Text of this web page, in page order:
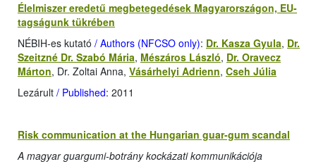
Élelmiszer eredetű megbetegedések Magyarországon, EU-
tagságunk tükrében
NÉBIH-es kutató / Authors (NFCSO only): Dr. Kasza Gyula, Dr.
Szeitzné Dr. Szabó Mária, Mészáros László, Dr. Oravecz
Márton, Dr. Zoltai Anna, Vásárhelyi Adrienn, Cseh Júlia
Lezárult / Published: 2011
Risk communication at the Hungarian guar-gum scandal
A magyar guargumi-botrány kockázati kommunikációja